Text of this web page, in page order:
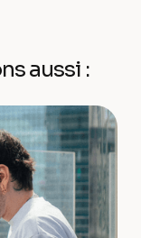
aussi :